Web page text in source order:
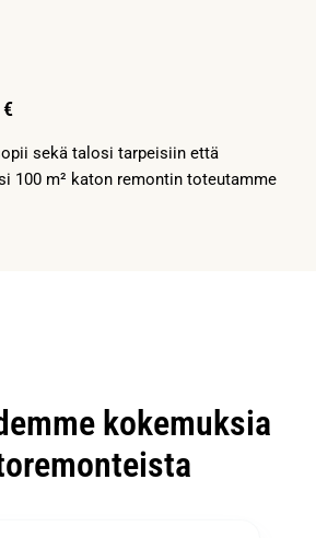
sekä talosi tarpeisiin että
100 m² katon remontin toteutamme
kokemuksia